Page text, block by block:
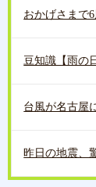
おかげさまで
豆知識【雨の
台風が名古屋
昨日の地震、